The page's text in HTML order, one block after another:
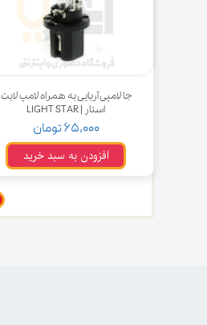
جا لامپی آریایی به همراه لامپ لایت
استار | LIGHT STAR
۶۵,۰۰۰ تومان
افزودن به سبد خرید